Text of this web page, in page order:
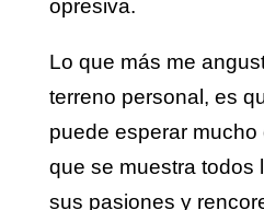
opresiva.
Lo que más me
terreno personal, es
puede esperar
que se muestra todos
sus pasiones y